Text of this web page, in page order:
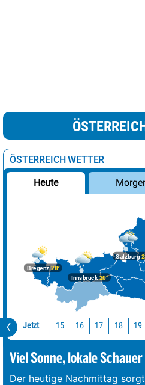
ÖSTERREICH WETTER
Heute
Bregenz28°
Innsbruck20°
Salzburg
Jetzt 15 16 17 18 19
Viel Sonne, lokale
Der heutige Nachmittag